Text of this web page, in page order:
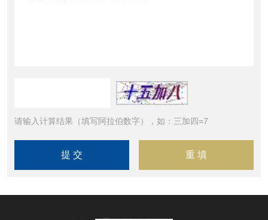
请输入计算结果（填写阿拉伯数字），如：三加四=7